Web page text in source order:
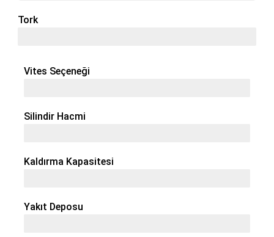
Tork
Vites Seçeneği
Silindir Hacmi
Kaldırma Kapasitesi
Yakıt Deposu